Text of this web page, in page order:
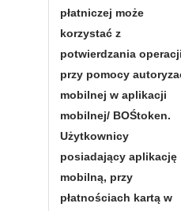
płatniczej może
korzystać z
potwierdzania
przy pomocy
mobilnej w aplikacji
mobilnej/ BOŚtoken.
Użytkownicy
posiadający aplikację
mobilną, przy
płatnościach kartą w